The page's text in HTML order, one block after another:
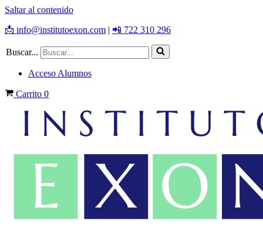
Saltar al contenido
📩 info@institutoexon.com | 📲 722 310 296
Buscar...
Acceso Alumnos
Carrito 0